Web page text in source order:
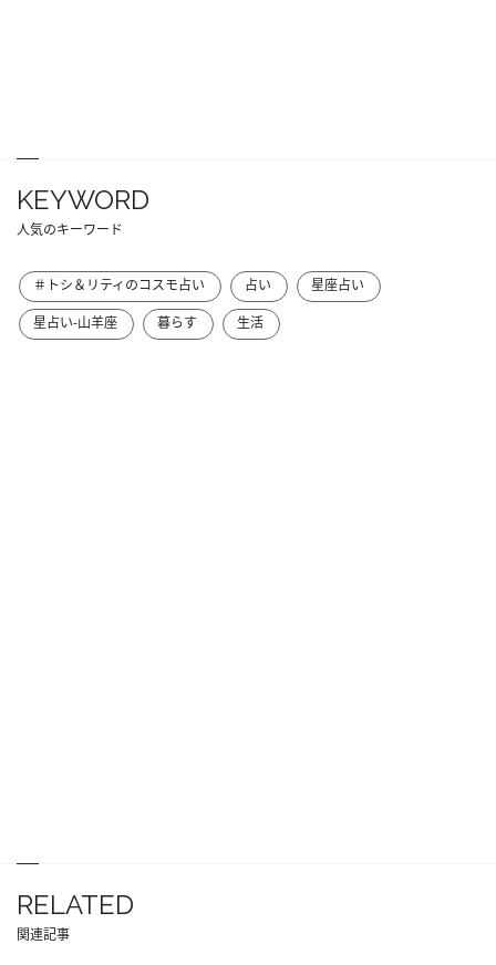
KEYWORD
人気のキーワード
＃トシ＆リティのコスモ占い 占い
星座占い
星占い-山羊座
暮らす 生活
RELATED
関連記事